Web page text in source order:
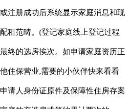
注册成功后系统显示家庭消息和现
租范畴。(登记家庭线上登记过程
终的选房挨次。如申请家庭资历正
住保营业,需要的小伙伴快来看看
请人身份证原件及保障性住房存案